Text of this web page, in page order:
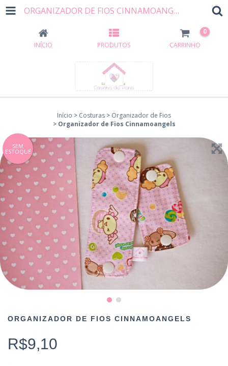
ORGANIZADOR DE FIOS CINNAMOANGELS
INÍCIO PRODUTOS CARRINHO
0
Início > Costuras > Organizador de Fios
> Organizador de Fios Cinnamoangels
SEM
ESTOQUE
ORGANIZADOR DE FIOS CINNAMOANGELS
R$9,10